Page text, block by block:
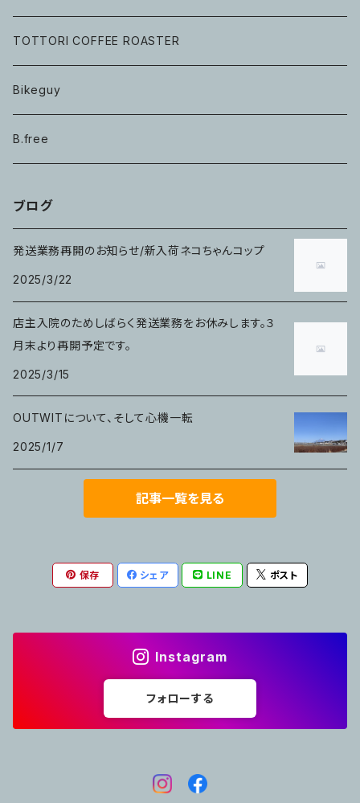
TOTTORI COFFEE ROASTER
Bikeguy
B.free
ブログ
発送業務再開のお知らせ/新入荷ネコちゃんコップ
2025/3/22
店主入院のためしばらく発送業務をお休みします。３
月末より再開予定です。
2025/3/15
OUTWITについて、そして心機一転
2025/1/7
記事一覧を見る
保存 シェア LINE ポスト
Instagram
フォローする